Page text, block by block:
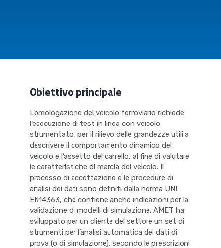
Obiettivo principale
L’omologazione del veicolo ferroviario richiede
l’esecuzione di test in linea con veicolo
strumentato, per il rilievo delle grandezze utili a
descrivere il comportamento dinamico del
veicolo e l’assetto del carrello, al fine di valutare
le caratteristiche di marcia del veicolo. Il
processo di accettazione e le procedure di
analisi dei dati sono definiti dalla norma UNI
EN14363, che contiene anche indicazioni per la
validazione di modelli di simulazione. AMET ha
sviluppato per un cliente del settore un set di
strumenti per l’analisi automatica dei dati di
prova (o di simulazione), secondo le prescrizioni